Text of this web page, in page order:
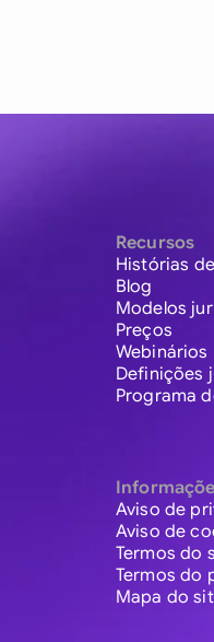
Recursos
Histórias
Blog
Modelos
Preços
Webinários
Definições
Programa
Aviso de
Aviso de
Termos do
Termos do
Mapa do